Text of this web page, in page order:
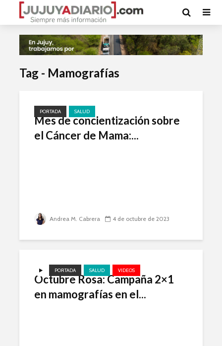
Tag - Mamografías
PORTADA SALUD
Mes de concientización sobre
el Cáncer de Mama:...
Andrea M. Cabrera 4 de octubre de 2023
PORTADA SALUD VIDEOS
Octubre Rosa: Campaña 2×1
en mamografías en el...